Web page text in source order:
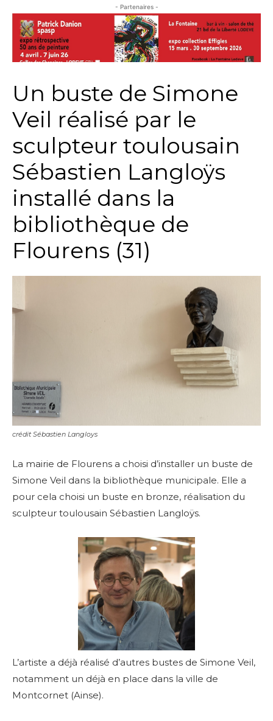
- Partenaires -
Un buste de Simone
Veil réalisé par le
sculpteur toulousain
Sébastien Langloÿs
installé dans la
bibliothèque de
Flourens (31)
crédit Sébastien Langloys
La mairie de Flourens a choisi d’installer un buste de
Simone Veil dans la bibliothèque municipale. Elle a
pour cela choisi un buste en bronze, réalisation du
sculpteur toulousain Sébastien Langloÿs.
L’artiste a déjà réalisé d’autres bustes de Simone Veil,
notamment un déjà en place dans la ville de
Montcornet (Ainse).